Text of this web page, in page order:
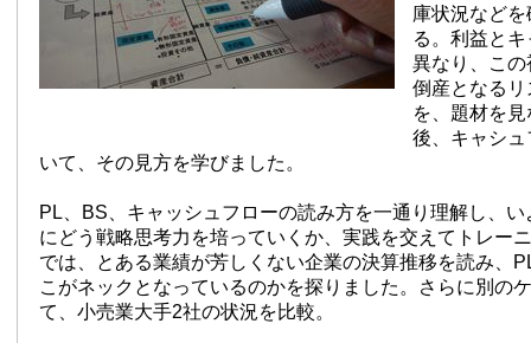
庫状況など
る。利益と
異なり、こ
倒産となる
を、題材を
後、キャシ
いて、その見方を学びました。
PL、BS、キャッシュフローの読み方を一通り理解し、
にどう戦略思考力を培っていくか、実践を交えてトレー
では、とある業績が芳しくない企業の決算推移を読み、
こがネックとなっているのかを探りました。さらに別の
て、小売業大手2社の状況を比較。